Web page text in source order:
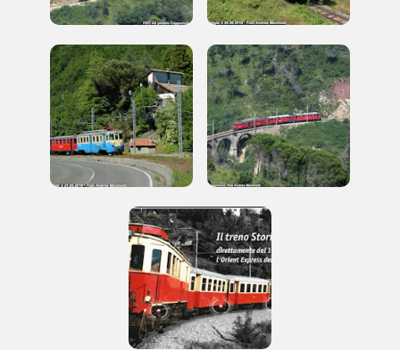
Ingresso gratuito
nei Beni FAI tutto l'anno
Gratis
Napoli
Palazzo Strozzi
Firenze
Gallerie
Milano